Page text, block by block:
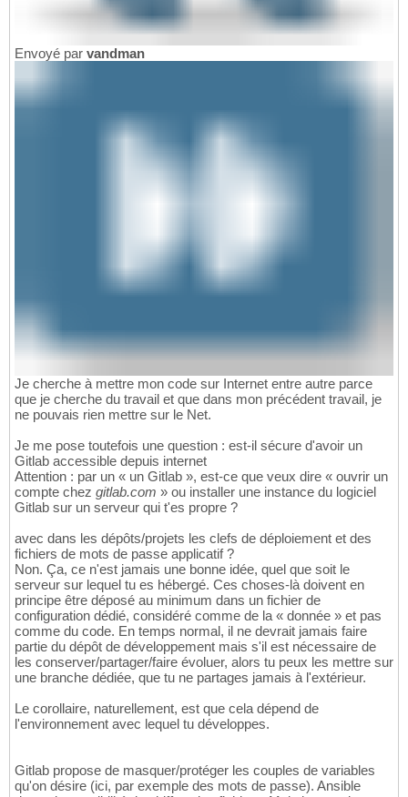
Envoyé par vandman
Je cherche à mettre mon code sur Internet entre autre parce
que je cherche du travail et que dans mon précédent travail, je
ne pouvais rien mettre sur le Net.
Je me pose toutefois une question : est-il sécure d'avoir un
Gitlab accessible depuis internet
Attention : par un « un Gitlab », est-ce que veux dire « ouvrir un
compte chez gitlab.com » ou installer une instance du logiciel
Gitlab sur un serveur qui t'es propre ?
avec dans les dépôts/projets les clefs de déploiement et des
fichiers de mots de passe applicatif ?
Non. Ça, ce n'est jamais une bonne idée, quel que soit le
serveur sur lequel tu es hébergé. Ces choses-là doivent en
principe être déposé au minimum dans un fichier de
configuration dédié, considéré comme de la « donnée » et pas
comme du code. En temps normal, il ne devrait jamais faire
partie du dépôt de développement mais s'il est nécessaire de
les conserver/partager/faire évoluer, alors tu peux les mettre sur
une branche dédiée, que tu ne partages jamais à l'extérieur.
Le corollaire, naturellement, est que cela dépend de
l'environnement avec lequel tu développes.
Gitlab propose de masquer/protéger les couples de variables
qu'on désire (ici, par exemple des mots de passe). Ansible